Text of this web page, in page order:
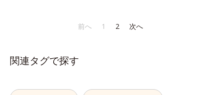
いシートが肌にピタッと密着し、む
に吸い付くようなしっとりもちもち
ベールで、乾燥を寄せつけないもち
肌ボディを長時間キープします。
側(*2)からバリア機能にアプローチ
して、うるおいをキープ。さらに紫
前へ 1 2 次へ
関連タグで探す